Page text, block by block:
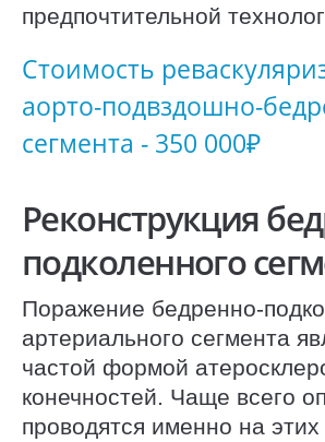
предпочтительной
Стоимость
аорто-подвздошно-
сегмента - 350 000₽
Реконструкция
подколенного
Поражение бедренно-
артериального сегмента
частой формой
конечностей. Чаще всего
проводятся именно на этих